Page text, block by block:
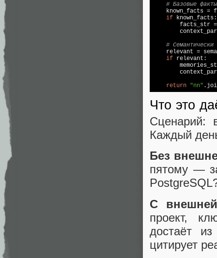
# Базовые
known_facts =
if known_facts:
facts_str
# Семантически
relevant =
if relevant:
return "nn"
Что это
Сценарий:
Каждый
Без
пятому —
С
проект,
достаёт
цитирует